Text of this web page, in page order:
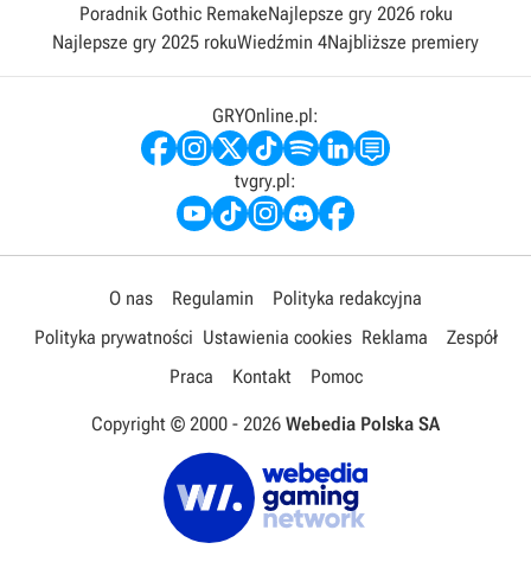
Poradnik Gothic RemakeNajlepsze gry 2026 roku
Najlepsze gry 2025 rokuWiedźmin 4Najbliższe premiery
GRYOnline.pl:
tvgry.pl:
O nas Regulamin
Polityka redakcyjna
Polityka prywatności Ustawienia cookies Reklama
Zespół
Praca
Kontakt Pomoc
Copyright © 2000 - 2026 Webedia Polska SA